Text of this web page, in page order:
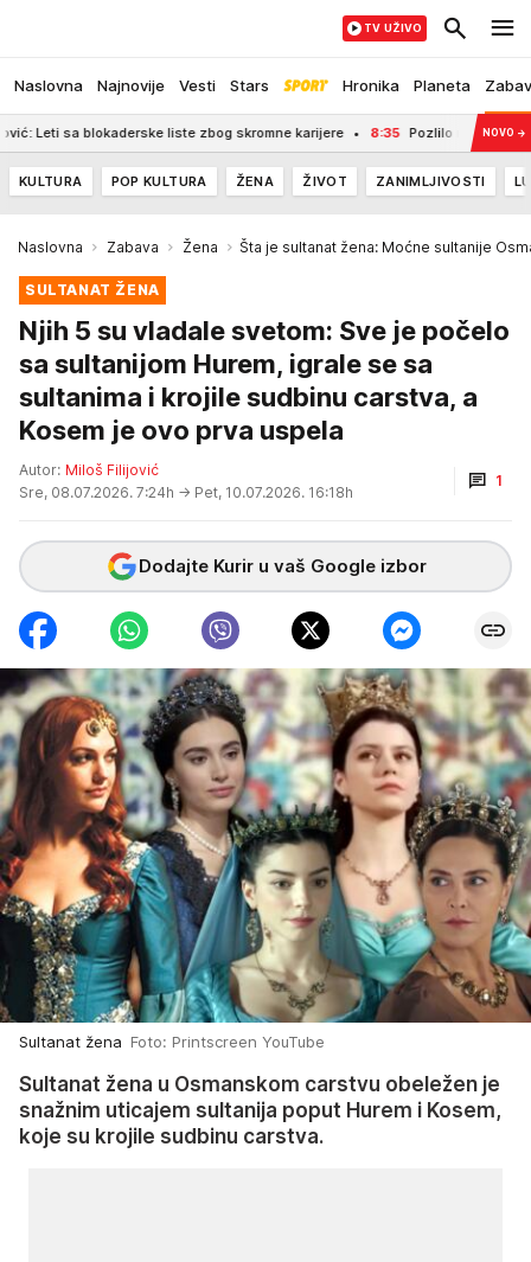
Naslovna Najnovije Vesti Stars Hronika Planeta
TV UŽIVO
liste zbog skromne karijere 8:35 Pozlilo mu na sinovljevom venčanju,NOVO →
KULTURA POP KULTURA ŽENA ŽIVOT ZANIMLJIVOSTI
Naslovna Zabava Žena Šta je sultanat žena: Moćne sultanije
SULTANAT ŽENA
Njih 5 su vladale svetom: Sve je počelo
sa sultanijom Hurem, igrale se sa
sultanima i krojile sudbinu carstva, a
Kosem je ovo prva uspela
Autor: Miloš Filijović
Sre, 08.07.2026. 7:24h → Pet, 10.07.2026. 16:18h
1
Dodajte Kurir u vaš Google izbor
Sultanat žena Foto: Printscreen YouTube
Sultanat žena u Osmanskom carstvu obeležen je
snažnim uticajem sultanija poput Hurem i Kosem,
koje su krojile sudbinu carstva.